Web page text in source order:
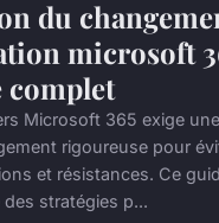
du
microsoft
complet
Microsoft 365 exige
rigoureuse pour
et résistances. Ce
des stratégies p...